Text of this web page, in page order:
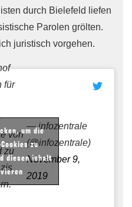
durch Bielefeld liefen
Parolen grölten.
juristisch vorgehen.
für
von
zu
— infozentrale
(@infozentrale)
November 9,
2019
um die
zu
diesen inhalt